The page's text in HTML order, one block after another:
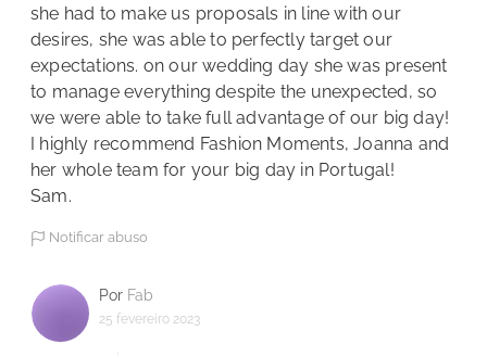
she had to make us proposals in line with our
desires, she was able to perfectly target our
expectations. on our wedding day she was present
to manage everything despite the unexpected, so
we were able to take full advantage of our big day!
I highly recommend Fashion Moments, Joanna and
her whole team for your big day in Portugal!
Sam.
Notificar abuso
Por Fab
25 fevereiro 2023